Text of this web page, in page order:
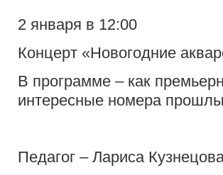
2 января в 12:00
Концерт «Новогодние
В программе – как
интересные номера
Педагог – Лариса